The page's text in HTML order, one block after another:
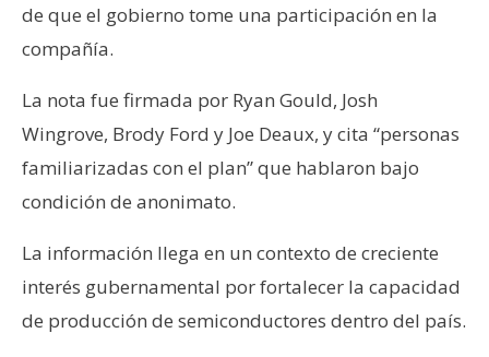
i
s
N
t
a
d
e
P
de que el gobierno tome una participación en la
compañía.
La nota fue firmada por Ryan Gould, Josh
Wingrove, Brody Ford y Joe Deaux, y cita “personas
familiarizadas con el plan” que hablaron bajo
condición de anonimato.
La información llega en un contexto de creciente
interés gubernamental por fortalecer la capacidad
de producción de semiconductores dentro del país.